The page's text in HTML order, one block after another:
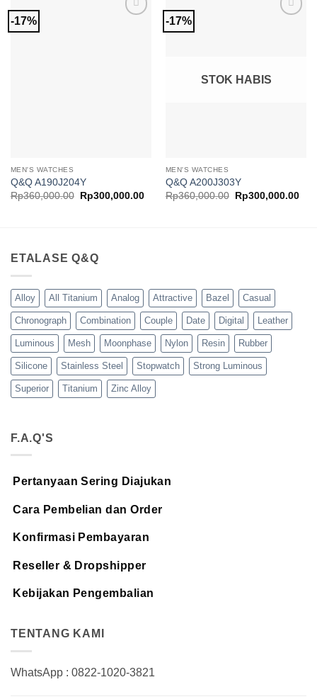
-17%
MEN'S WATCHES
Q&Q A190J204Y
Rp360,000.00
Harga
aslinya
Rp300,000.00Harga
-17%
STOK HABIS
MEN'S WATCHES
Q&Q A200J303Y
Rp360,000.00
Harga
aslinya
Rp300,000.00
ETALASE Q&Q
Alloy All Titanium Analog Attractive Bazel Casual
Chronograph Combination Couple Date Digital Leather
Luminous Mesh Moonphase Nylon Resin Rubber
Silicone Stainless Steel Stopwatch Strong Luminous
Superior Titanium Zinc Alloy
F.A.Q'S
Pertanyaan Sering Diajukan
Cara Pembelian dan Order
Konfirmasi Pembayaran
Reseller & Dropshipper
Kebijakan Pengembalian
TENTANG KAMI
WhatsApp : 0822-1020-3821